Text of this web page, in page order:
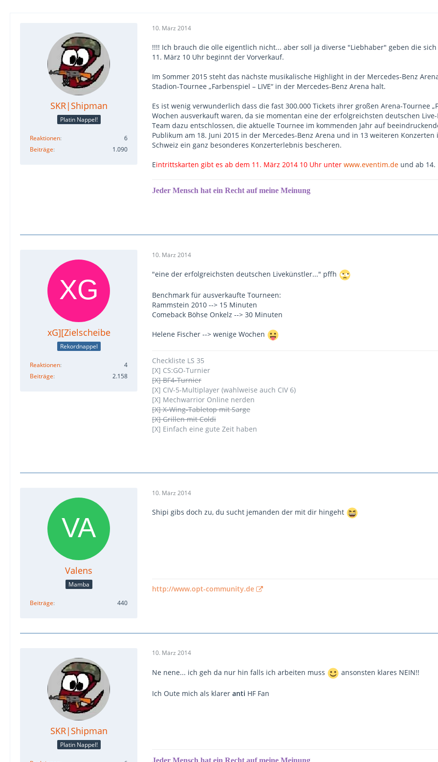
SKR|Shipman
Platin Nappel!
Reaktionen
6
Beiträge
1.090
10. März 2014
!!!! Ich brauch die olle eigentlich nicht... aber soll ja diverse "Liebhaber" geben die
11. März 10 Uhr beginnt der Vorverkauf.
Im Sommer 2015 steht das nächste musikalische Highlight in der Mercedes-Benz
Stadion-Tournee „Farbenspiel – LIVE“ in der Mercedes-Benz Arena halt.
Es ist wenig verwunderlich dass die fast 300.000 Tickets ihrer großen Arena-Tournee
Wochen ausverkauft waren, da sie momentan eine der erfolgreichsten deutschen
Team dazu entschlossen, die aktuelle Tournee im kommenden Jahr auf
Publikum am 18. Juni 2015 in der Mercedes-Benz Arena und in 13 weiteren
Schweiz ein ganz besonderes Konzerterlebnis bescheren.
Eintrittskarten gibt es ab dem 11. März 2014 10 Uhr unter www.eventim.de und ab 14.
Jeder Mensch hat ein Recht auf meine Meinung
xG][Zielscheibe
Rekordnappel
Reaktionen
4
Beiträge
2.158
10. März 2014
"eine der erfolgreichsten deutschen Livekünstler..." pffh
Benchmark für ausverkaufte Tourneen:
Rammstein 2010 --> 15 Minuten
Comeback Böhse Onkelz --> 30 Minuten
Helene Fischer --> wenige Wochen
Checkliste LS 35
[X] CS:GO-Turnier
[X] BF4-Turnier
[X] CIV-5-Multiplayer (wahlweise auch CIV 6)
[X] Mechwarrior Online nerden
[X] X-Wing-Tabletop mit Sarge
[X] Grillen mit Coldi
[X] Einfach eine gute Zeit haben
Valens
Mamba
Beiträge 440
10. März 2014
Shipi gibs doch zu, du sucht jemanden der mit dir hingeht
http://www.opt-community.de
SKR|Shipman
Platin Nappel!
10. März 2014
Ne nene... ich geh da nur hin falls ich arbeiten muss ansonsten klares NEIN!!
Ich Oute mich als klarer anti HF Fan
Jeder Mensch hat ein Recht auf meine Meinung